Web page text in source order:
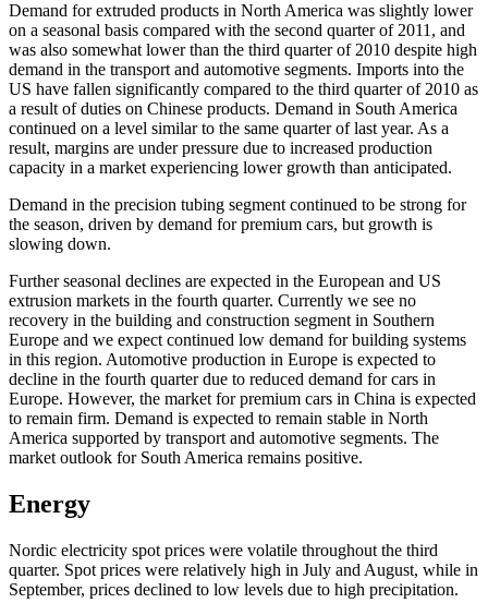
Demand for extruded products in North America was slightly lower
on a seasonal basis compared with the second quarter of 2011, and
was also somewhat lower than the third quarter of 2010 despite high
demand in the transport and automotive segments. Imports into the
US have fallen significantly compared to the third quarter of 2010 as
a result of duties on Chinese products. Demand in South America
continued on a level similar to the same quarter of last year. As a
result, margins are under pressure due to increased production
capacity in a market experiencing lower growth than anticipated.
Demand in the precision tubing segment continued to be strong for
the season, driven by demand for premium cars, but growth is
slowing down.
Further seasonal declines are expected in the European and US
extrusion markets in the fourth quarter. Currently we see no
recovery in the building and construction segment in Southern
Europe and we expect continued low demand for building systems
in this region. Automotive production in Europe is expected to
decline in the fourth quarter due to reduced demand for cars in
Europe. However, the market for premium cars in China is expected
to remain firm. Demand is expected to remain stable in North
America supported by transport and automotive segments. The
market outlook for South America remains positive.
Energy
Nordic electricity spot prices were volatile throughout the third
quarter. Spot prices were relatively high in July and August, while in
September, prices declined to low levels due to high precipitation.